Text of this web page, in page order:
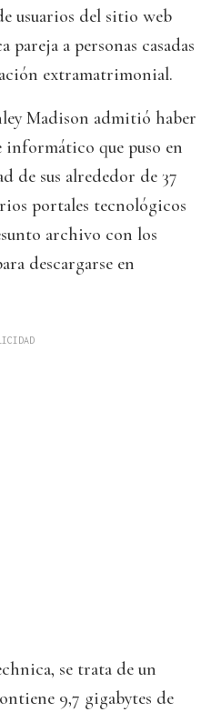
usuarios del sitio web
pareja a personas casadas
extramatrimonial.
Madison admitió haber
informático que puso en
de sus alrededor de 37
portales tecnológicos
archivo con los
descargarse en
se trata de un
9,7 gigabytes de